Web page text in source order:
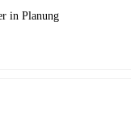
in Planung